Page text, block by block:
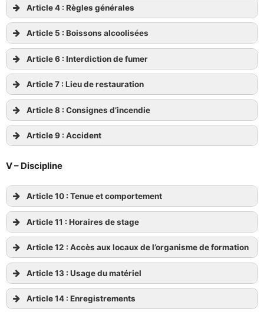
Article 4 : Règles générales
Article 5 : Boissons alcoolisées
Article 6 : Interdiction de fumer
Article 7 : Lieu de restauration
Article 8 : Consignes d’incendie
Article 9 : Accident
V – Discipline
Article 10 : Tenue et comportement
Article 11 : Horaires de stage
Article 12 : Accès aux locaux de l’organisme de formation
Article 13 : Usage du matériel
Article 14 : Enregistrements